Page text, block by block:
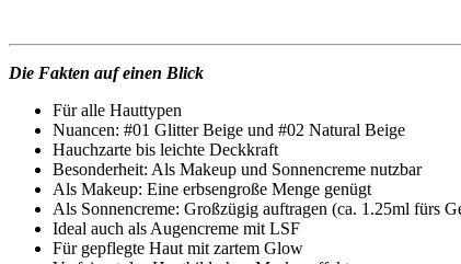
Die Fakten auf einen Blick
Für alle Hauttypen
Nuancen: #01 Glitter Beige und #02 Natural Beige
Hauchzarte bis leichte Deckkraft
Besonderheit: Als Makeup und Sonnencreme nutzbar
Als Makeup: Eine erbsengroße Menge genügt
Als Sonnencreme: Großzügig auftragen (ca. 1.25ml fürs
Ideal auch als Augencreme mit LSF
Für gepflegte Haut mit zartem Glow